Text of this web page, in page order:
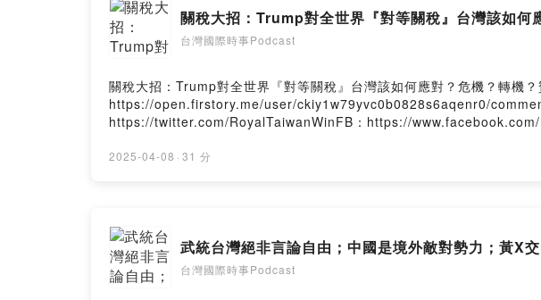
Twitter：https://twitter.com/
FB：https://www.facebook.com/
Threads：https://
關稅大招：Trump對全世界『對等關稅』台灣該如何
台灣國際時事Podcast
關稅大招：Trump對全世界『對等關稅』台灣該如何應對？危機？轉
https://open.firstory.me/user/ckiy1w79yvc0b0828s6aqenr0/
https://twitter.com/RoyalTaiwanWinFB：https://
2025-04-08 · 31 分
武統台灣絕非言論自由；中國是境外敵對勢力；黃X
台灣國際時事Podcast